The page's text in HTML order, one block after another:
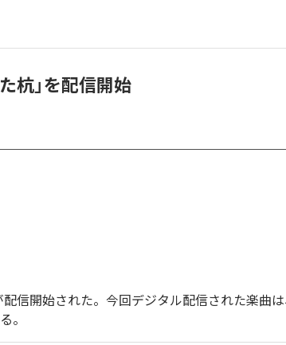
杭」を配信開始
配信開始された。今回デジタル配信された楽曲は
。